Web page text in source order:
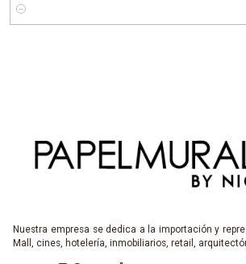
Cantidad
Nuestra empresa se dedica a la importación y
Mall, cines, hotelería, inmobiliarios, retail,